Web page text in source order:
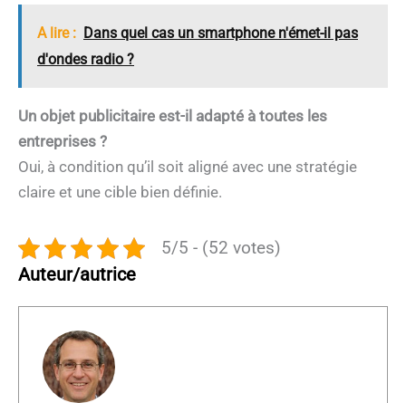
A lire : Dans quel cas un smartphone n'émet-il pas
d'ondes radio ?
Un objet publicitaire est-il adapté à toutes les
entreprises ?
Oui, à condition qu’il soit aligné avec une stratégie
claire et une cible bien définie.
5/5 - (52 votes)
Auteur/autrice